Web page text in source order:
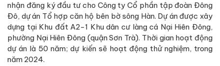
nhận đăng ký đầu tư cho Công ty Cổ phần tập đoàn Đông
Đô, dự án Tổ hợp căn hộ bên bờ sông Hàn. Dự án được xây
dựng tại Khu đất A2-1 Khu dân cư làng cá Nại Hiên Đông,
phường Nại Hiên Đông (quận Sơn Trà). Thời gian hoạt động
dự án là 50 năm; dự kiến sẽ hoạt động thử nghiệm, trong
năm 2024.